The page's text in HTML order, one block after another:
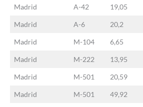
Madrid A-42 19,05
Madrid A-6 20,2
Madrid M-104 6,65
Madrid M-222 13,95
Madrid M-501 20,59
Madrid M-501 49,92